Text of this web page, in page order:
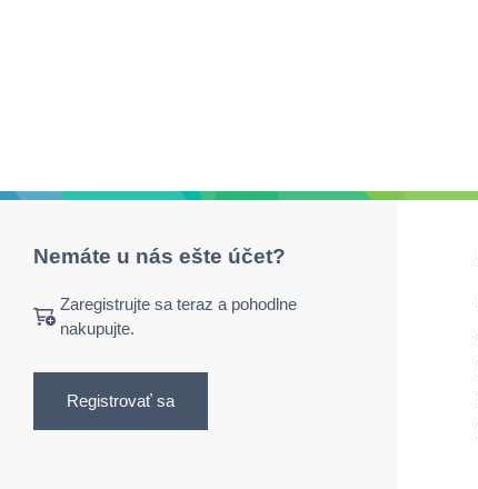
Nemáte u nás ešte účet?
Zaregistrujte sa teraz a pohodlne
nakupujte.
Registrovať sa